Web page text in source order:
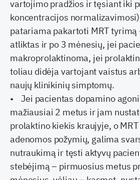
vartojimo pradžios ir tęsiant iki
koncentracijos
patariama pakartoti MRT tyrimą
atliktas ir po 3 mėnesių, jei
makroprolaktinoma, jei
toliau didėja vartojant vaistus
naujų klinikinių simptomų.
• Jei pacientas dopamino
mažiausiai 2 metus ir jam
prolaktino kiekis kraujyje, o
adenomos požymių, galima
nutraukimą ir tęsti aktyvų
stebėjimą – pirmuosius metus